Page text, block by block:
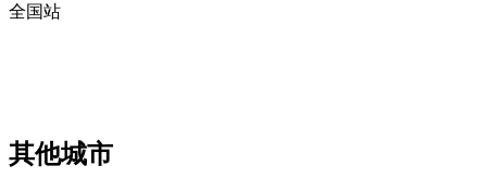
全国站
其他城市